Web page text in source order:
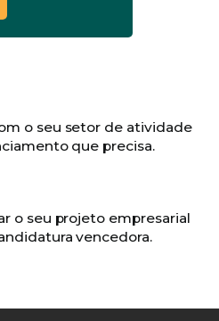
o seu setor de atividade
que precisa.
o seu projeto empresarial
vencedora.